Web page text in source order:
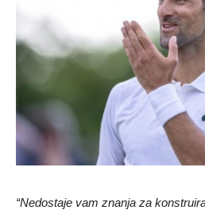
“Nedostaje vam znanja za